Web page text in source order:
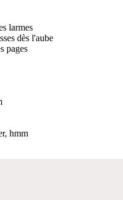
larmes
dès l'aube
pages
hmm